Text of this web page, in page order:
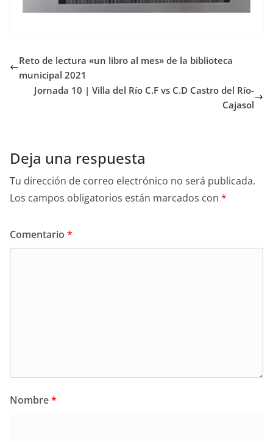
Reto de lectura «un libro al mes» de la biblioteca
municipal 2021
Jornada 10 | Villa del Río C.F vs C.D Castro del Río-
Cajasol
Deja una respuesta
Tu dirección de correo electrónico no será publicada.
Los campos obligatorios están marcados con *
Comentario *
Nombre*